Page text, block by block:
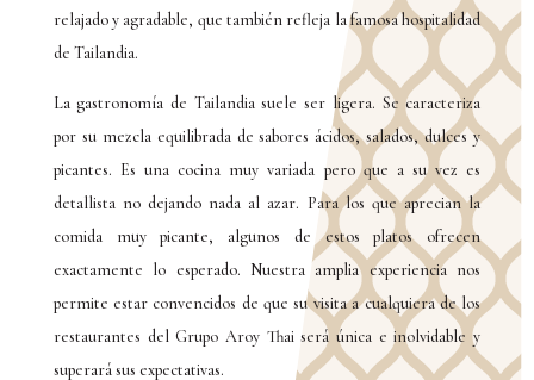
relajado y agradable, que también refleja la famosa hospitalidad
de Tailandia.
La gastronomía de Tailandia suele ser ligera. Se caracteriza
por su mezcla equilibrada de sabores ácidos, salados, dulces y
picantes. Es una cocina muy variada pero que a su vez es
detallista no dejando nada al azar. Para los que aprecian la
comida muy picante, algunos de estos platos ofrecen
exactamente lo esperado. Nuestra amplia experiencia nos
permite estar convencidos de que su visita a cualquiera de los
restaurantes del Grupo Aroy Thai será única e inolvidable y
superará sus expectativas.